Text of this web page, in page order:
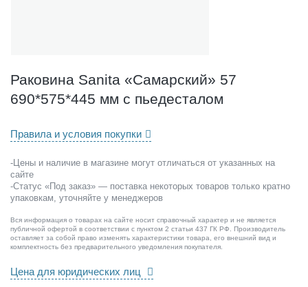
«
С
а
а
р
с
к
и
й
5
7
6
9
0
Раковина Sanita «Самарский» 57
690*575*445 мм с пьедесталом
Правила и условия покупки
-Цены и наличие в магазине могут отличаться от указанных на
сайте
-Статус «Под заказ» — поставка некоторых товаров только кратно
упаковкам, уточняйте у менеджеров
Вся информация о товарах на сайте носит справочный характер и не является
публичной офертой в соответствии с пунктом 2 статьи 437 ГК РФ. Производитель
оставляет за собой право изменять характеристики товара, его внешний вид и
комплектность без предварительного уведомления покупателя.
Цена для юридических лиц